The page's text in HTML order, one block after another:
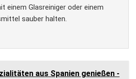
einem Glasreiniger oder einem
sauber halten.
aus Spanien genießen -